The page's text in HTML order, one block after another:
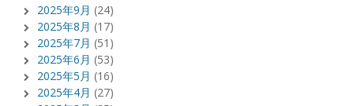
2025年9月 (24)
2025年8月 (17)
2025年7月 (51)
2025年6月 (53)
2025年5月 (16)
2025年4月 (27)